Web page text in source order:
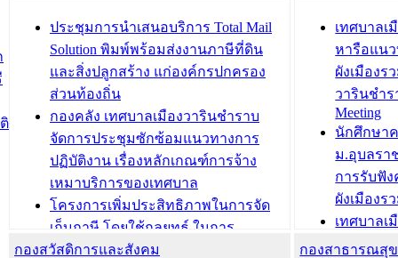
องคมนตรี
สำนักทะเบียนท้องถิ่นเทศบาลเมือง
วารินชำราบ ดำเนินการมอบทะเบียน
บ้าน ทร.14 และบัตรประจำตัว
ประชาชนบุคคลประเภท 8 แก่บุคคลที่
ได้รับการเพิ่มชื่อในทะเบียนบ้าน
(ท.ร.14) กรณีคนไม่มีสัญชาติไทยได้รับ
อนุญาตให้มีถิ่นที่อยู่
ประชุมคณะกรรมการประเมินผลการ
ควบคุมภายในของ สำนัก/กอง/
โรงเรียน/ศูนย์พัฒนาเด็กเล็ก/สถานธนา
ประชุมที
ชีวา สร้า
ขับเคลื่อน
“เมืองแห่
บทความ อื่นๆ ...
ประชุมการนำเสนอบริการ Total Mail
Solution พิมพ์พร้อมส่งงานภาษีที่ดิน
และสิ่งปลูกสร้าง แก่องค์กรปกครอง
ส่วนท้องถิ่น
กองคลัง เทศบาลเมืองวารินชำราบ
จัดการประชุมซักซ้อมแนวทางการ
ปฏิบัติงาน เรื่องหลักเกณฑ์การจ้าง
เหมาบริการของเทศบาล
โครงการเพิ่มประสิทธิภาพในการจัด
เก็บภาษี โดยใช้กลยุทธ์ ในการ
พัฒนาการจัดเก็บรายได้ ประจำปี พ.ศ.
เทศบาลเ
หารือแน
ผังเมืองร
วารินชำร
Meeting
นักศึกษา
ม.อุบลรา
การรับฟั
ผังเมืองร
เทศบาลเ
โครงการ
กองสวัสดิการและสังคม กองสาธารณสุ